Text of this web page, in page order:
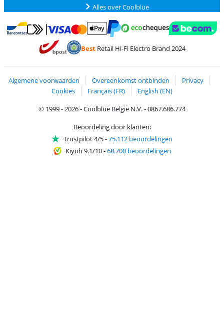
Alles over Coolblue
Betalen met Bancontact
Betalen met MasterCard en Visa via ClickToPay
Betalen met PayPal
BestRetail Hi-Fi Electro Brand 2024
Algemene voorwaarden Overeenkomst ontbinden
Privacy
Cookies
Français (FR)
English (EN)
© 1999 - 2026 - Coolblue België N.V. - 0867.686.774
Beoordeling door klanten:
Trustpilot 4/5-75.112 beoordelingen
Kiyoh 9.1/10-68.700 beoordelingen